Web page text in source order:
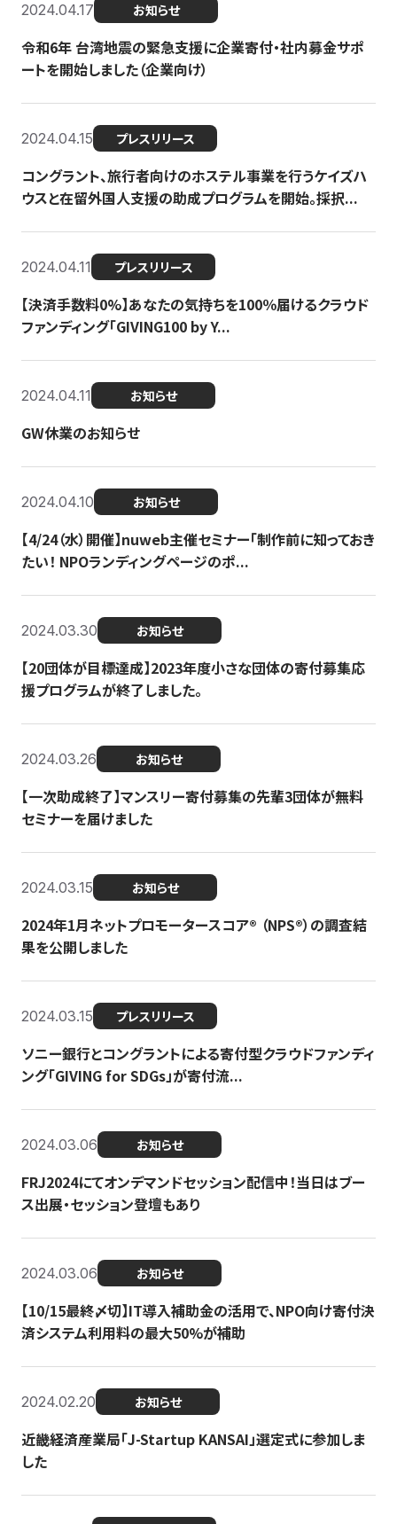
2024.04.17 お知らせ
令和6年 台湾地震の緊急支援に企業寄付・社内募金サポ
ートを開始しました（企業向け）
2024.04.15 プレスリリース
コングラント、旅行者向けのホステル事業を行うケイズハ
ウスと在留外国人支援の助成プログラムを開始。採択...
2024.04.11 プレスリリース
【決済手数料0%】あなたの気持ちを100％届けるクラウド
ファンディング「GIVING100 by Y...
2024.04.11 お知らせ
GW休業のお知らせ
2024.04.10 お知らせ
【4/24（水）開催】nuweb主催セミナー「制作前に知っておき
たい！ NPOランディングページのポ...
2024.03.30 お知らせ
【20団体が目標達成】2023年度小さな団体の寄付募集応
援プログラムが終了しました。
2024.03.26 お知らせ
【一次助成終了】マンスリー寄付募集の先輩3団体が無料
セミナーを届けました
2024.03.15 お知らせ
2024年1月ネットプロモータースコア®︎ （NPS®︎）の調査結
果を公開しました
2024.03.15 プレスリリース
ソニー銀行とコングラントによる寄付型クラウドファンディ
ング「GIVING for SDGs」が寄付流...
2024.03.06 お知らせ
FRJ2024にてオンデマンドセッション配信中！当日はブー
ス出展・セッション登壇もあり
2024.03.06 お知らせ
【10/15最終〆切】IT導入補助金の活用で、NPO向け寄付決
済システム利用料の最大50%が補助
2024.02.20 お知らせ
近畿経済産業局「J-Startup KANSAI」選定式に参加しま
した